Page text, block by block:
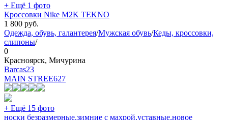
+ Ещё 1 фото
Кроссовки Nike M2K TEKNO
1 800 руб.
Одежда, обувь, галантерея/Мужская обувь/Кеды, кроссовки,
слипоны/
0
Красноярск, Мичурина
Barcas23
MAIN STREE627
+ Ещё 15 фото
носки безразмерные,зимние с махрой,уставные,новое